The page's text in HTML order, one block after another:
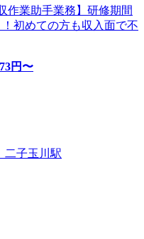
作業助手業務】研修期間
初めての方も収入面で不
円〜
二子玉川駅